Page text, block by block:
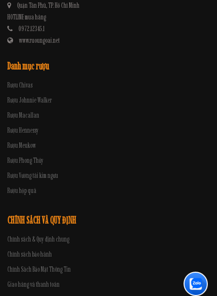
Quận Tân Phú, TP. Hồ Chí Minh
HOTLINE mua hàng
0972.12345.1
www.ruoungoai.net
Danh mục rượu
Rượu Chivas
Rượu Johnnie Walker
Rượu Macallan
Rượu Hennessy
Rượu Meukow
Rượu Phong Thủy
Rượu Vương tài kim ngưu
Rượu hộp quà
CHÍNH SÁCH VÀ QUY ĐỊNH
Chính sách & Quy định chung
Chính sách bảo hành
Chính Sách Bảo Mật Thông Tin
Giao hàng và thanh toán